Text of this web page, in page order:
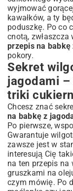
wyjmować
kawałków, a ty
poduszkę. Po co
cnotą, zwłaszcza
przepis na babkę
pokory.
Sekret
jagodami
triki
Chcesz znać
na babkę z
Po pierwsze,
Gwarantuje
zawsze jest w
interesują Cię
na ten przepis na
gruszkami na
czym mówię. Po